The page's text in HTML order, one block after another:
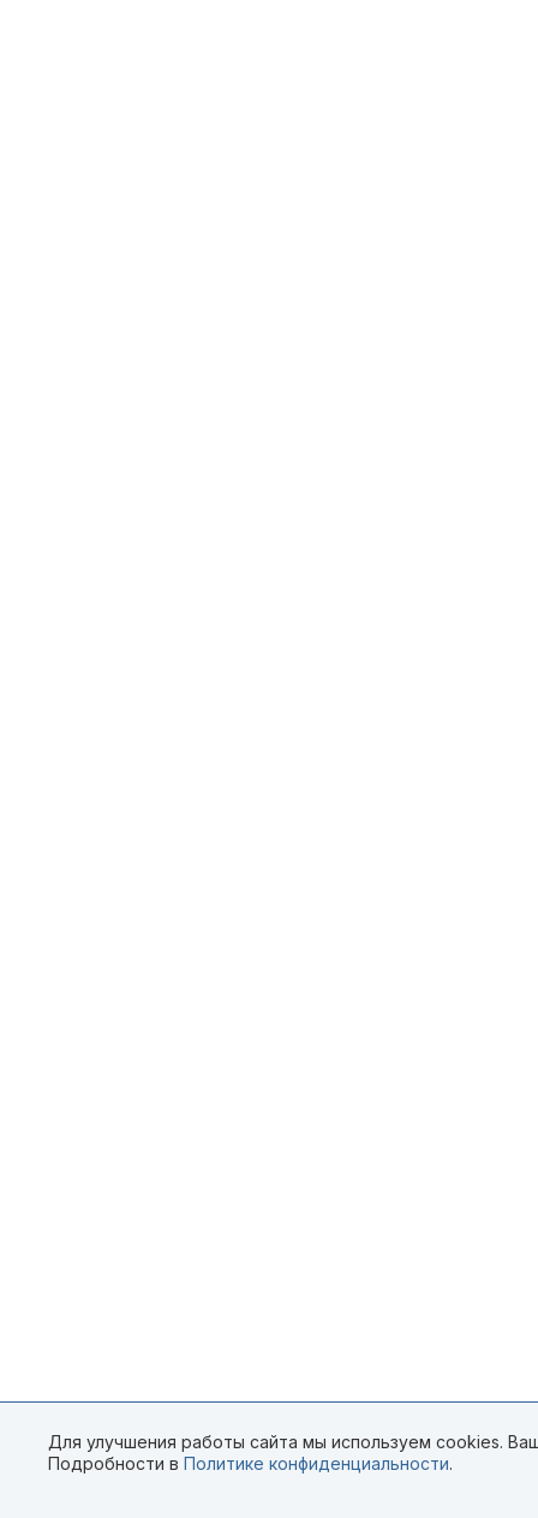
Для улучшения работы сайта мы используем cookies.
Подробности в Политике конфиденциальности.